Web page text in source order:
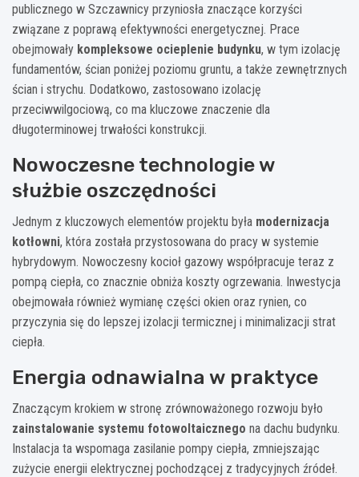
publicznego w Szczawnicy przyniosła znaczące korzyści
związane z poprawą efektywności energetycznej. Prace
obejmowały kompleksowe ocieplenie budynku, w tym izolację
fundamentów, ścian poniżej poziomu gruntu, a także zewnętrznych
ścian i strychu. Dodatkowo, zastosowano izolację
przeciwwilgociową, co ma kluczowe znaczenie dla
długoterminowej trwałości konstrukcji.
Nowoczesne technologie w
służbie oszczędności
Jednym z kluczowych elementów projektu była modernizacja
kotłowni, która została przystosowana do pracy w systemie
hybrydowym. Nowoczesny kocioł gazowy współpracuje teraz z
pompą ciepła, co znacznie obniża koszty ogrzewania. Inwestycja
obejmowała również wymianę części okien oraz rynien, co
przyczynia się do lepszej izolacji termicznej i minimalizacji strat
ciepła.
Energia odnawialna w praktyce
Znaczącym krokiem w stronę zrównoważonego rozwoju było
zainstalowanie systemu fotowoltaicznego na dachu budynku.
Instalacja ta wspomaga zasilanie pompy ciepła, zmniejszając
zużycie energii elektrycznej pochodzącej z tradycyjnych źródeł.